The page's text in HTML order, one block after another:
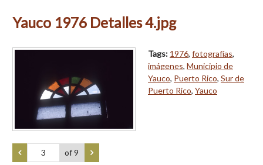
Yauco 1976 Detalles 4.jpg
Tags: 1976, fotografías,
imágenes, Municipio de
Yauco, Puerto Rico, Sur de
Puerto Rico, Yauco
of 9